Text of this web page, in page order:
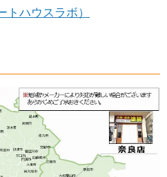
ハウスラボ）